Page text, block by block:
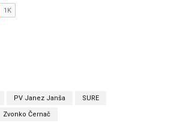
PV Janez Janša SURE
Zvonko Černač